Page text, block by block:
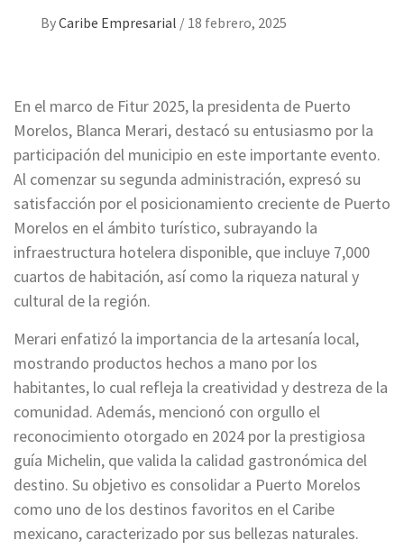
ByCaribe Empresarial / 18 febrero, 2025
En el marco de Fitur 2025, la presidenta de Puerto
Morelos, Blanca Merari, destacó su entusiasmo por la
participación del municipio en este importante evento.
Al comenzar su segunda administración, expresó su
satisfacción por el posicionamiento creciente de Puerto
Morelos en el ámbito turístico, subrayando la
infraestructura hotelera disponible, que incluye 7,000
cuartos de habitación, así como la riqueza natural y
cultural de la región.
Merari enfatizó la importancia de la artesanía local,
mostrando productos hechos a mano por los
habitantes, lo cual refleja la creatividad y destreza de la
comunidad. Además, mencionó con orgullo el
reconocimiento otorgado en 2024 por la prestigiosa
guía Michelin, que valida la calidad gastronómica del
destino. Su objetivo es consolidar a Puerto Morelos
como uno de los destinos favoritos en el Caribe
mexicano, caracterizado por sus bellezas naturales.